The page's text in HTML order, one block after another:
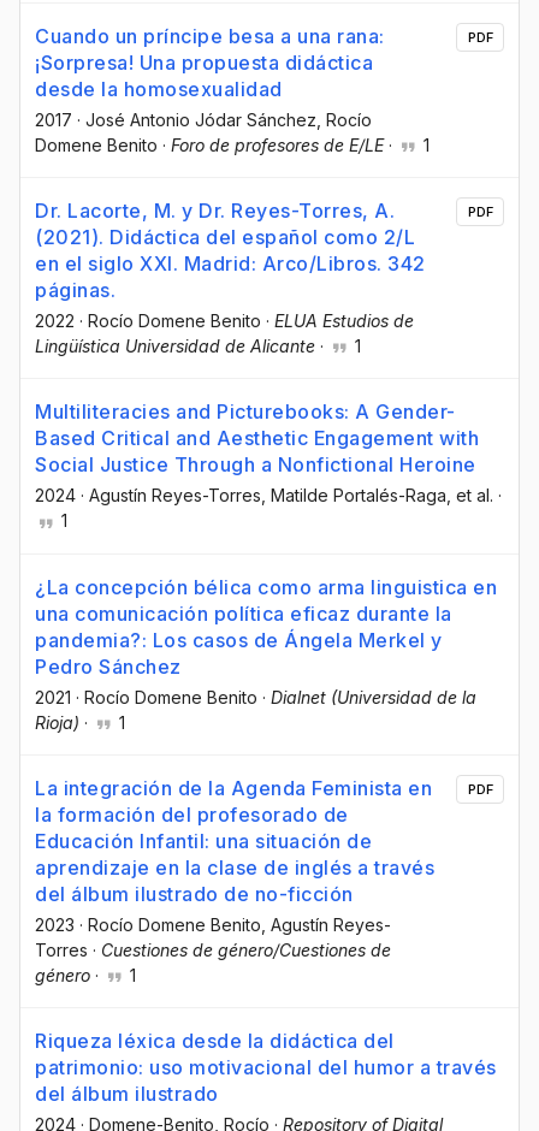
Cuando un príncipe besa a una rana:
¡Sorpresa! Una propuesta didáctica
desde la homosexualidad
2017 · José Antonio Jódar Sánchez , Rocío
Domene Benito · Foro de profesores de E/LE· 1
PDF
Dr. Lacorte, M. y Dr. Reyes-Torres, A.
(2021). Didáctica del español como 2/L
en el siglo XXI. Madrid: Arco/Libros. 342
páginas.
2022 · Rocío Domene Benito · ELUA Estudios de
Lingüística Universidad de Alicante · 1
PDF
Multiliteracies and Picturebooks: A Gender-
Based Critical and Aesthetic Engagement with
Social Justice Through a Nonfictional Heroine
2024 · Agustín Reyes-Torres , Matilde Portalés-Raga , et al. ·
1
¿La concepción bélica como arma linguistica en
una comunicación política eficaz durante la
pandemia?: Los casos de Ángela Merkel y
Pedro Sánchez
2021 · Rocío Domene Benito · Dialnet (Universidad de la
Rioja) · 1
La integración de la Agenda Feminista en
la formación del profesorado de
Educación Infantil: una situación de
aprendizaje en la clase de inglés a través
del álbum ilustrado de no-ficción
2023 · Rocío Domene Benito , Agustín Reyes-
Torres · Cuestiones de género/Cuestiones de
género · 1
PDF
Riqueza léxica desde la didáctica del
patrimonio: uso motivacional del humor a través
del álbum ilustrado
2024 · Domene-Benito, Rocío · Repository of Digital